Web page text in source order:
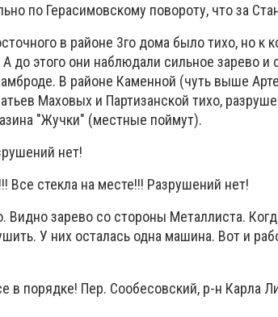
по Герасимовскому повороту, что за
в районе 3го дома было тихо, но к
этого они наблюдали сильное зарево
В районе Каменной (чуть выше
Маховых и Партизанской тихо,
"Жучки" (местные поймут).
нет!
Все стекла на месте!!! Разрушений нет!
Видно зарево со стороны Металлиста.
У них осталась одна машина. Вот и
в порядке! Пер. Сообесовский, р-н Карла